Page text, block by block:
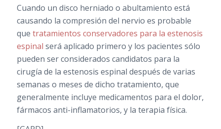
Cuando un disco herniado o abultamiento está
causando la compresión del nervio es probable
que tratamientos conservadores para la estenosis
espinal será aplicado primero y los pacientes sólo
pueden ser considerados candidatos para la
cirugía de la estenosis espinal después de varias
semanas o meses de dicho tratamiento, que
generalmente incluye medicamentos para el dolor,
fármacos anti-inflamatorios, y la terapia física.